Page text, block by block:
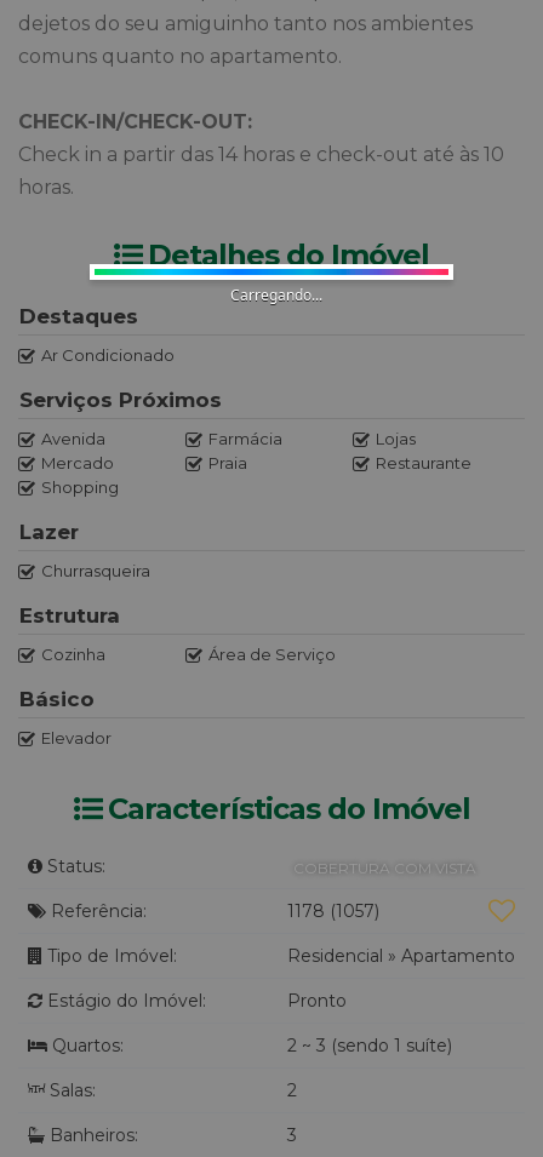
dejetos do seu amiguinho tanto nos ambientes
comuns quanto no apartamento.
CHECK-IN/CHECK-OUT:
Check in a partir das 14 horas e check-out até às 10
horas.
Detalhes do Imóvel
Destaques
Ar Condicionado
Serviços Próximos
Avenida Farmácia
Lojas
Mercado
Praia
Restaurante
Shopping
Lazer
Churrasqueira
Estrutura
Cozinha Área de Serviço
Básico
Elevador
Características do Imóvel
Status: COBERTURA COM VISTA
Referência: 1178 (1057)
Tipo de Imóvel: Residencial » Apartamento
Estágio do Imóvel: Pronto
Quartos: 2 ~ 3 (sendo 1 suíte)
Salas: 2
Banheiros: 3
Carregando...